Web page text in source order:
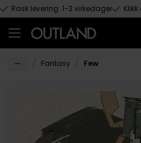
Hopp til hovedinnhold
Rask levering: 1-3 virkedager
Fantasy Few